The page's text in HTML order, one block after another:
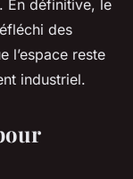
En définitive, le
des
l’espace reste
industriel.